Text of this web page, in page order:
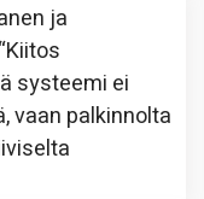
ja
Kiitos
systeemi ei
vaan palkinnolta